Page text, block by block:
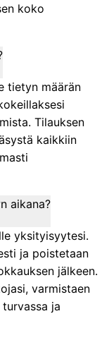
koko
tietyn määrän
Tilauksen
kaikkiin
aikana?
yksityisyytesi.
ja poistetaan
jälkeen.
varmistaen
ja